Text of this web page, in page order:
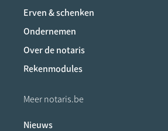
Erven & schenken
Ondernemen
Over de notaris
Rekenmodules
Meer notaris.be
Nieuws